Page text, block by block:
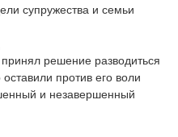
супружества и семьи
решение разводиться
против его воли
и незавершенный